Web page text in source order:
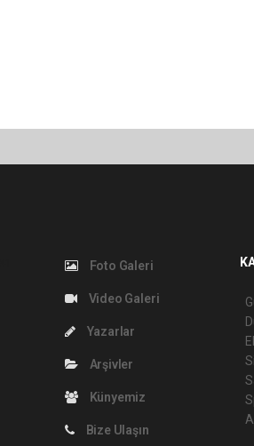
Foto Galeri
Video Galeri
Yazarlar
Arşivler
Künyemiz
Bize Ulaşın